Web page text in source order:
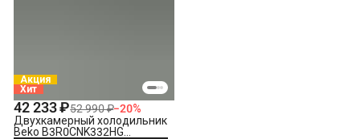
Акция
Хит
42 233 ₽52 990 ₽−20%
Двухкамерный холодильник
Beko B3R0CNK332HG